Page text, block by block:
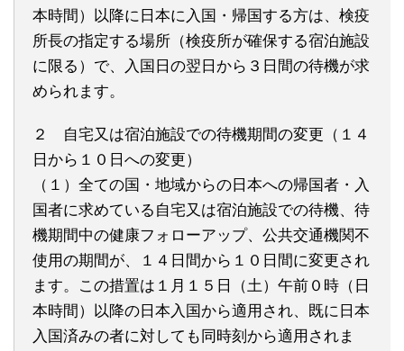
本時間）以降に日本に入国・帰国する方は、検疫
所長の指定する場所（検疫所が確保する宿泊施設
に限る）で、入国日の翌日から３日間の待機が求
められます。
２ 自宅又は宿泊施設での待機期間の変更（１４
日から１０日への変更）
（１）全ての国・地域からの日本への帰国者・入
国者に求めている自宅又は宿泊施設での待機、待
機期間中の健康フォローアップ、公共交通機関不
使用の期間が、１４日間から１０日間に変更され
ます。この措置は１月１５日（土）午前０時（日
本時間）以降の日本入国から適用され、既に日本
入国済みの者に対しても同時刻から適用されま